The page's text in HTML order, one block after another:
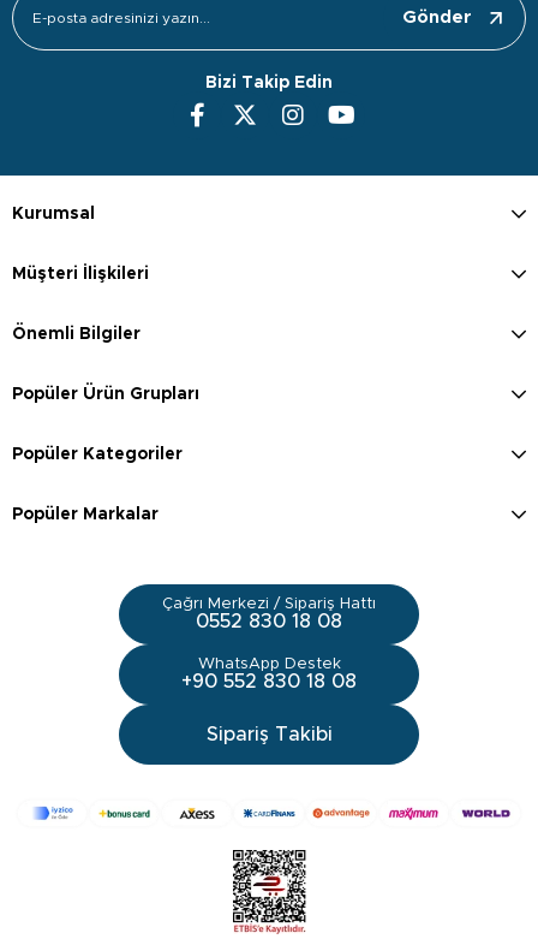
Gönder
Bizi Takip Edin
Kurumsal
Müşteri İlişkileri
Önemli Bilgiler
Popüler Ürün Grupları
Popüler Kategoriler
Popüler Markalar
Çağrı Merkezi / Sipariş Hattı
0552 830 18 08
WhatsApp Destek
+90 552 830 18 08
Sipariş Takibi